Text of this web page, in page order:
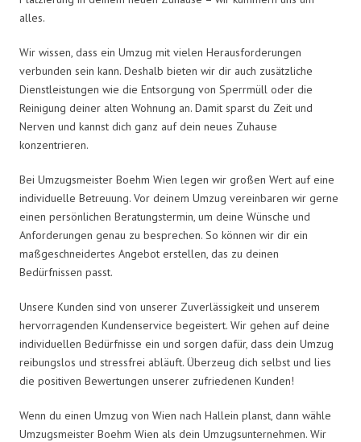
alles.
Wir wissen, dass ein Umzug mit vielen Herausforderungen
verbunden sein kann. Deshalb bieten wir dir auch zusätzliche
Dienstleistungen wie die Entsorgung von Sperrmüll oder die
Reinigung deiner alten Wohnung an. Damit sparst du Zeit und
Nerven und kannst dich ganz auf dein neues Zuhause
konzentrieren.
Bei Umzugsmeister Boehm Wien legen wir großen Wert auf eine
individuelle Betreuung. Vor deinem Umzug vereinbaren wir gerne
einen persönlichen Beratungstermin, um deine Wünsche und
Anforderungen genau zu besprechen. So können wir dir ein
maßgeschneidertes Angebot erstellen, das zu deinen
Bedürfnissen passt.
Unsere Kunden sind von unserer Zuverlässigkeit und unserem
hervorragenden Kundenservice begeistert. Wir gehen auf deine
individuellen Bedürfnisse ein und sorgen dafür, dass dein Umzug
reibungslos und stressfrei abläuft. Überzeug dich selbst und lies
die positiven Bewertungen unserer zufriedenen Kunden!
Wenn du einen Umzug von Wien nach Hallein planst, dann wähle
Umzugsmeister Boehm Wien als dein Umzugsunternehmen. Wir